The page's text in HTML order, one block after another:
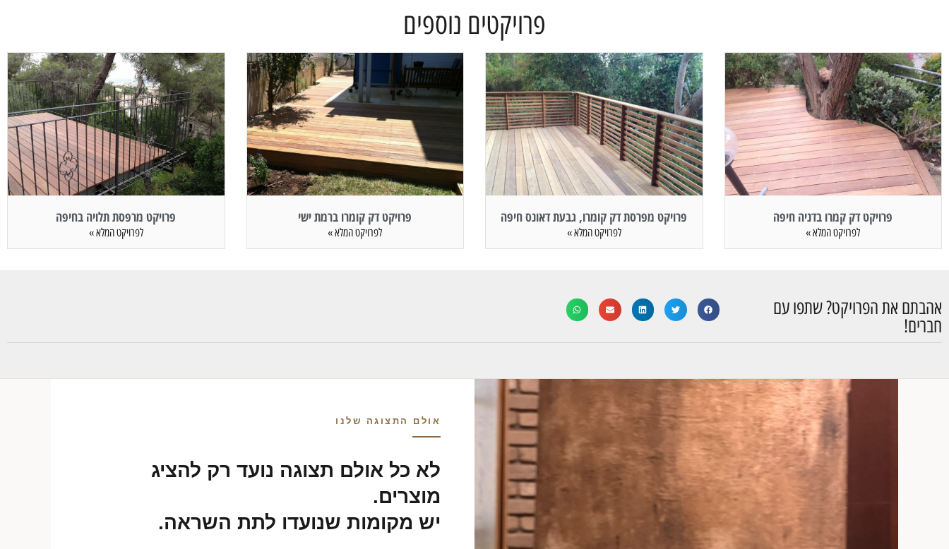
פרויקטים נוספים
פרויקט דק קמרו בדניה חיפה
לפרויקט המלא »
פרויקט מפרסת דק קומרו, גבעת דאונס חיפה
לפרויקט המלא »
פרויקט דק קומרו ברמת ישי
לפרויקט המלא »
פרויקט מרפסת תלויה בחיפה
לפרויקט המלא »
אהבתם את הפרויקט? שתפו עם
חברים!​
אולם התצוגה שלנו
לא כל אולם תצוגה נועד רק להציג
מוצרים.
יש מקומות שנועדו לתת השראה.